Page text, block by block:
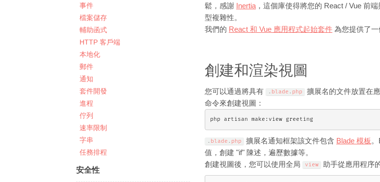
事件
檔案儲存
輔助函式
HTTP 客戶端
本地化
郵件
通知
套件開發
進程
佇列
速率限制
字串
任務排程
安全性
鬆，感謝 Inertia ，這個庫使得將您的 React / Vue 前
型複雜性。
我們的 React 和 Vue 應用程式起始套件 為您提供了一
創建和渲染視圖
您可以通過將具有 . blade . php 擴展名的文件放置在
命令來創建視圖：
php artisan make:view greeting
. blade . php 擴展名通知框架該文件包含 Blade 模板
值，創建 "if" 陳述，遍歷數據等。
創建視圖後，您可以使用全局
view 助手從應用程序